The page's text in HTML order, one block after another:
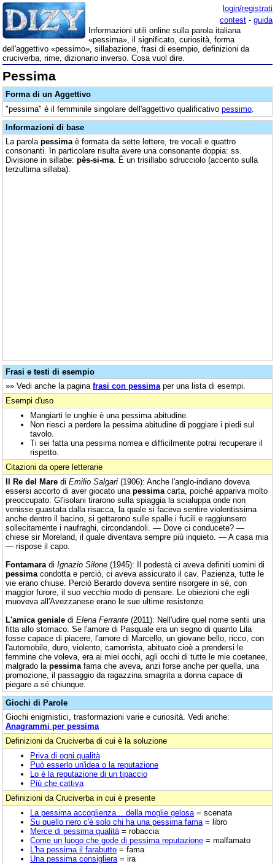
login/registrati
contest - guida
Informazioni utili online sulla parola italiana
«pessima», il significato, curiosità, forma
dell'aggettivo «pessimo», sillabazione, frasi di esempio, definizioni da
cruciverba, rime, dizionario inverso. Cosa vuol dire.
Pessima
Forma di un Aggettivo
"pessima" è il femminile singolare dell'aggettivo qualificativo pessimo
Informazioni di base
La parola pessima è formata da sette lettere, tre vocali e quattro
consonanti. In particolare risulta avere una consonante doppia: ss.
Divisione in sillabe: pès-si-ma . È un trisillabo sdrucciolo (accento sulla
terzultima sillaba).
Frasi e testi di esempio
»» Vedi anche la pagina frasi con pessima per una lista di esempi.
Esempi d'uso
Mangiarti le unghie è una pessima abitudine.
Non riesci a perdere la pessima abitudine di poggiare i piedi sul
tavolo.
Ti sei fatta una pessima nomea e difficilmente potrai recuperare il
rispetto.
Citazioni da opere letterarie
Il Re del Mare di Emilio Salgari (1906): Anche l'anglo-indiano doveva
essersi accorto di aver giocato una pessima carta, poiché appariva molto
preoccupato. Gl'isolani tirarono sulla spiaggia la scialuppa onde non
venisse guastata dalla risacca, la quale si faceva sentire violentissima
anche dentro il bacino, si gettarono sulle spalle i fucili e raggiunsero
sollecitamente i naufraghi, circondandoli. — Dove ci conducete? —
chiese sir Moreland, il quale diventava sempre più inquieto. — A casa mia
— rispose il capo.
Fontamara di Ignazio Silone (1945): Il podestà ci aveva definiti uomini di
pessima condotta e perciò, ci aveva assicurato il cav. Pazienza, tutte le
vie erano chiuse. Perciò Berardo doveva sentire risorgere in sé, con
maggior furore, il suo vecchio modo di pensare. Le obiezioni che egli
muoveva all'Avezzanese erano le sue ultime resistenze.
L'amica geniale di Elena Ferrante (2011): Nell'udire quel nome sentii una
fitta allo stomaco. Se l'amore di Pasquale era un segno di quanto Lila
fosse capace di piacere, l'amore di Marcello, un giovane bello, ricco, con
l'automobile, duro, violento, camorrista, abituato cioè a prendersi le
femmine che voleva, era ai miei occhi, agli occhi di tutte le mie coetanee,
malgrado la pessima fama che aveva, anzi forse anche per quella, una
promozione, il passaggio da ragazzina smagrita a donna capace di
piegare a sé chiunque.
Giochi di Parole
Giochi enigmistici, trasformazioni varie e curiosità. Vedi anche:
Anagrammi per pessima
Definizioni da Cruciverba di cui è la soluzione
Priva di ogni qualità
Può esserlo un'idea o la reputazione
Lo è la reputazione di un tipaccio
Più che cattiva
Definizioni da Cruciverba in cui è presente
La pessima accoglienza... della moglie gelosa = scenata
Su quello nero c'è solo chi ha una pessima fama = libro
Merce di pessima qualità = robaccia
Come un luogo che gode di pessima reputazione = malfamato
L'ha pessima il farabutto = fama
Una pessima consigliera = ira